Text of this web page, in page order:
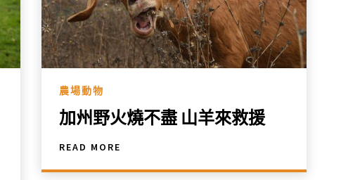
農場動物
加州野火燒不盡 山羊來救援
READ MORE